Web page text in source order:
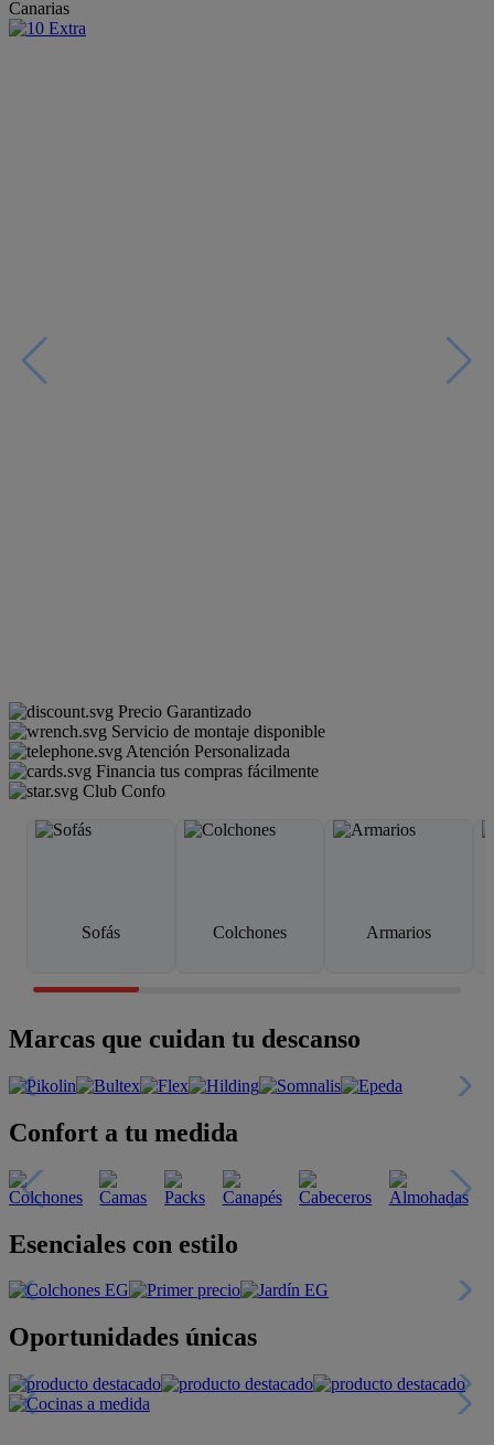
Canarias
Precio Garantizado
Servicio de montaje disponible
Atención Personalizada
Financia tus compras fácilmente
Club Confo
Sofás Colchones Armarios
Marcas que cuidan tu descanso
Confort a tu medida
Esenciales con estilo
Oportunidades únicas